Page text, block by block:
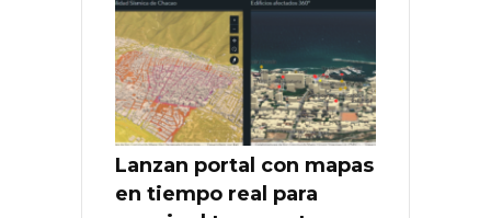
Lanzan portal con mapas
en tiempo real para